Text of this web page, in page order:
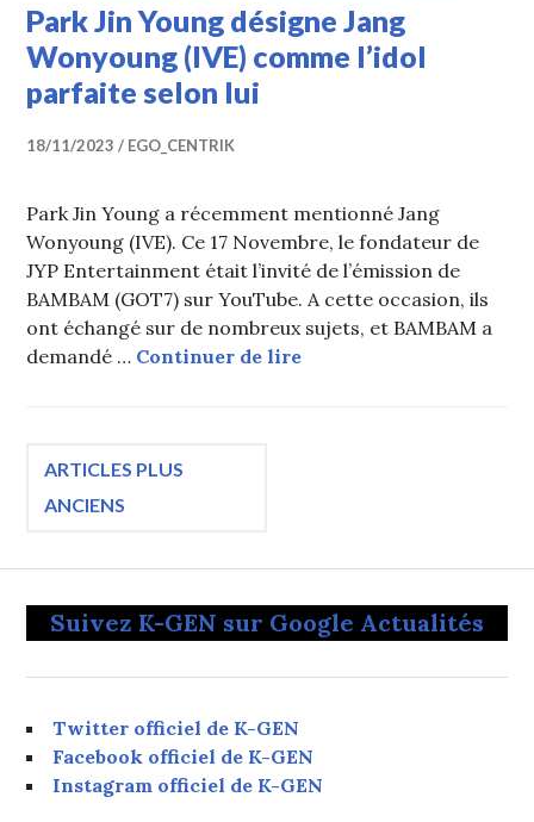
Park Jin Young désigne Jang
Wonyoung (IVE) comme l’idol
parfaite selon lui
18/11/2023 EGO_CENTRIK
Park Jin Young a récemment mentionné Jang
Wonyoung (IVE). Ce 17 Novembre, le fondateur de
JYP Entertainment était l’invité de l’émission de
BAMBAM (GOT7) sur YouTube. A cette occasion, ils
ont échangé sur de nombreux sujets, et BAMBAM a
demandé … Continuer de lirePark Jin Young
Navigation
articles
ARTICLES PLUS
ANCIENS
Suivez K-GEN sur Google Actualités
Twitter officiel de K-GEN
Facebook officiel de K-GEN
Instagram officiel de K-GEN